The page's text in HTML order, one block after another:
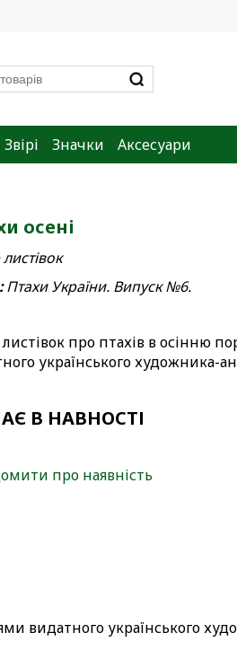
Звірі Значки Аксесуари
осені
Птахи України. Випуск №6.
листівок про птахів в осінню
українського художника-
В НАВНОСТІ
про наявність
видатного українського